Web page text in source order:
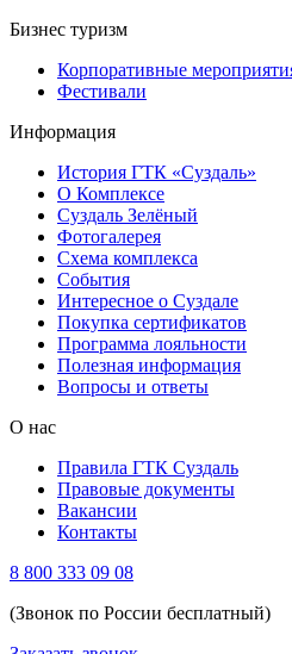
Бизнес туризм
Корпоративные
Фестивали
Информация
История ГТК «Суздаль»
О Комплексе
Суздаль Зелёный
Фотогалерея
Схема комплекса
Cобытия
Интересное о Суздале
Покупка сертификатов
Программа лояльности
Полезная информация
Вопросы и ответы
О нас
Правила ГТК Суздаль
Правовые документы
Вакансии
Контакты
8 800 333 09 08
(Звонок по России бесплатный)